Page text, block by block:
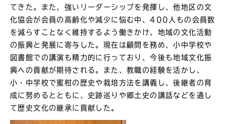
てきた。また、強いリーダーシップを発揮し、他地区の文
化協会が会員の高齢化や減少に悩む中、400人もの会員数
を減らすことなく維持するよう働きかけ、地域の文化活動
の振興と発展に寄与した。現在は顧問を務め、小中学校や
図書館での講演も精力的に行っており、今後も地域文化振
興への貢献が期待される。また、教職の経験を活かし、
小・中学校で蜜柑の歴史や栽培方法を講義し、後継者の育
成に努めるとともに、史跡巡りや郷土史の講話などを通し
て歴史文化の継承に貢献した。